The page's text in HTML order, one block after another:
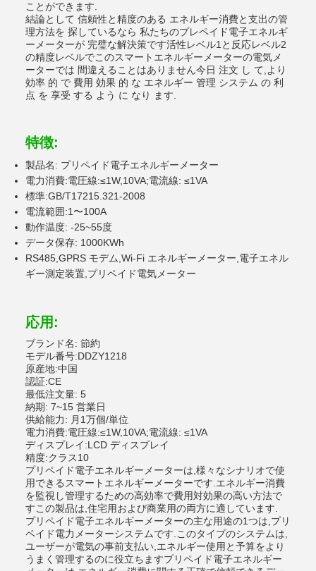
ことができます.
結論として 信頼性と精度のある エネルギー消費と支出の管
理方法を 探しているなら 私たちのプレペイド電子エネルギ
ーメーターが 完璧な解決策です活性レベル1と反応レベル2
の精度レベルでこのスマートエネルギーメーターの電気メ
ーターでは 間違えることはありません今日 注文 し て,より
効率 的 で 費用 効果 的 な エネルギー 管理 システム の 利
点 を 享受 する よう に なり ます.
特徴:
製品名: プリペイド電子エネルギーメーター
電力消費:電圧線:≤1W,10VA;電流線: ≤1VA
標準:GB/T17215.321-2008
電流範囲:1〜100A
動作温度: -25~55度
データ保存: 1000KWh
RS485,GPRS モデム,Wi-Fi エネルギーメーター,電子エネル
ギー測定装置,プリペイド電気メーター
応用:
ブランド名: 節約
モデル番号:DDZY1218
原産地:中国
認証:CE
最低注文量: 5
納期: 7~15 営業日
供給能力: 月1万個/単位
電力消費:電圧線:≤1W,10VA;電流線: ≤1VA
ディスプレイ:LCD ディスプレイ
精度:クラス10
プリペイド電子エネルギーメーターは,様々なシナリオで使
用できるスマートエネルギーメーターです.エネルギー消費
を監視し管理するための高効率で費用対効果の高い方法で
すこの製品は,住宅用および商業用の両方に適しています.
プリペイド電子エネルギーメーターの主な用途の1つは,プリ
ペイド電力メーターシステムです.このタイプのシステムは,
ユーザーが電気の事前支払い,エネルギー使用と予算をより
うまく管理するのに役立ちますプリペイド電子エネルギー